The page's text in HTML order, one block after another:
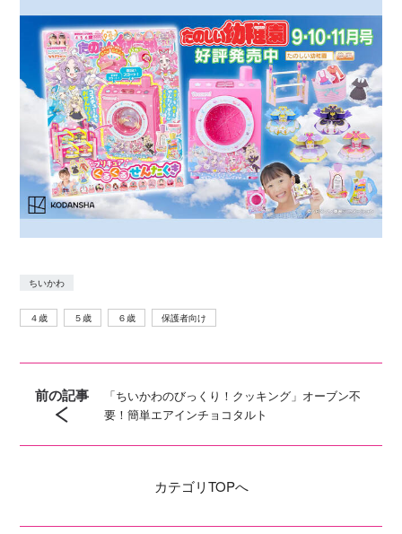
ちいかわ
４歳 ５歳 ６歳 保護者向け
前の記事
「ちいかわのびっくり！クッキング」オーブン不
要！簡単エアインチョコタルト
カテゴリTOPへ